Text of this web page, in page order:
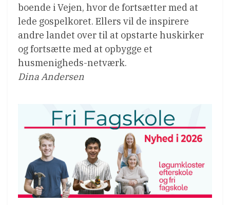
boende i Vejen, hvor de fortsætter med at
lede gospelkoret. Ellers vil de inspirere
andre landet over til at opstarte huskirker
og fortsætte med at opbygge et
husmenigheds-netværk.
Dina Andersen